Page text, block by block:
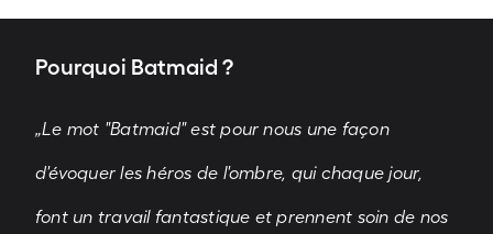
Pourquoi Batmaid ?
„Le mot "Batmaid" est pour nous une façon
d'évoquer les héros de l'ombre, qui chaque jour,
font un travail fantastique et prennent soin de nos